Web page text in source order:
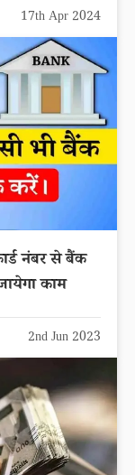
17th Apr 2024
नंबर से बैंक
काम
2nd Jun 2023